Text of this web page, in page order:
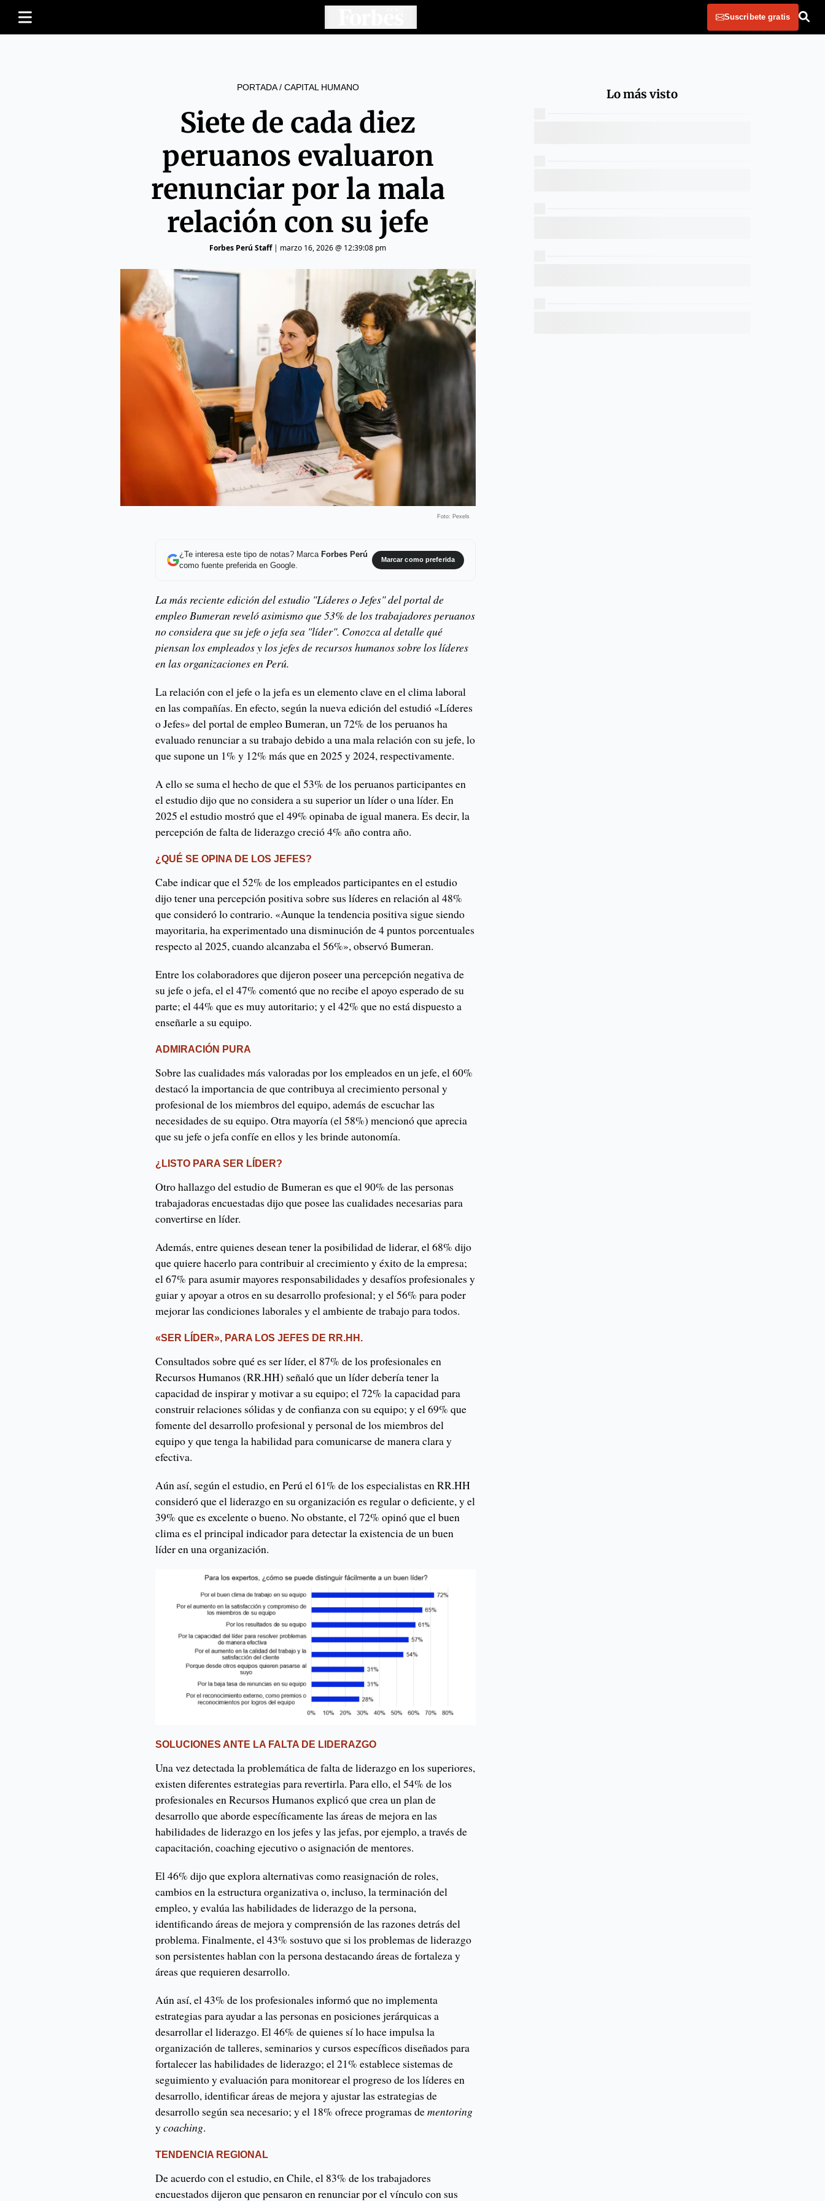
Suscribete gratis
PORTADA/ CAPITAL HUMANO
Siete de cada diez
peruanos evaluaron
renunciar por la mala
relación con su jefe
Forbes Perú Staff| marzo 16, 2026 @ 12:39:08 pm
Foto: Pexels
¿Te interesa este tipo de notas? Marca Forbes Perú
como fuente preferida en Google.
Marcar como preferida
La más reciente edición del estudio "Líderes o Jefes" del portal de
empleo Bumeran reveló asimismo que 53% de los trabajadores peruanos
no considera que su jefe o jefa sea "líder". Conozca al detalle qué
piensan los empleados y los jefes de recursos humanos sobre los líderes
en las organizaciones en Perú.
La relación con el jefe o la jefa es un elemento clave en el clima laboral
en las compañías. En efecto, según la nueva edición del estudió «Líderes
o Jefes» del portal de empleo Bumeran, un 72% de los peruanos ha
evaluado renunciar a su trabajo debido a una mala relación con su jefe, lo
que supone un 1% y 12% más que en 2025 y 2024, respectivamente.
A ello se suma el hecho de que el 53% de los peruanos participantes en
el estudio dijo que no considera a su superior un líder o una líder. En
2025 el estudio mostró que el 49% opinaba de igual manera. Es decir, la
percepción de falta de liderazgo creció 4% año contra año.
¿QUÉ SE OPINA DE LOS JEFES?
Cabe indicar que el 52% de los empleados participantes en el estudio
dijo tener una percepción positiva sobre sus líderes en relación al 48%
que consideró lo contrario. «Aunque la tendencia positiva sigue siendo
mayoritaria, ha experimentado una disminución de 4 puntos porcentuales
respecto al 2025, cuando alcanzaba el 56%», observó Bumeran.
Entre los colaboradores que dijeron poseer una percepción negativa de
su jefe o jefa, el el 47% comentó que no recibe el apoyo esperado de su
parte; el 44% que es muy autoritario; y el 42% que no está dispuesto a
enseñarle a su equipo.
ADMIRACIÓN PURA
Sobre las cualidades más valoradas por los empleados en un jefe, el 60%
destacó la importancia de que contribuya al crecimiento personal y
profesional de los miembros del equipo, además de escuchar las
necesidades de su equipo. Otra mayoría (el 58%) mencionó que aprecia
que su jefe o jefa confíe en ellos y les brinde autonomía.
¿LISTO PARA SER LÍDER?
Otro hallazgo del estudio de Bumeran es que el 90% de las personas
trabajadoras encuestadas dijo que posee las cualidades necesarias para
convertirse en líder.
Además, entre quienes desean tener la posibilidad de liderar, el 68% dijo
que quiere hacerlo para contribuir al crecimiento y éxito de la empresa;
el 67% para asumir mayores responsabilidades y desafíos profesionales y
guiar y apoyar a otros en su desarrollo profesional; y el 56% para poder
mejorar las condiciones laborales y el ambiente de trabajo para todos.
«SER LÍDER», PARA LOS JEFES DE RR.HH.
Consultados sobre qué es ser líder, el 87% de los profesionales en
Recursos Humanos (RR.HH) señaló que un líder debería tener la
capacidad de inspirar y motivar a su equipo; el 72% la capacidad para
construir relaciones sólidas y de confianza con su equipo; y el 69% que
fomente del desarrollo profesional y personal de los miembros del
equipo y que tenga la habilidad para comunicarse de manera clara y
efectiva.
Aún así, según el estudio, en Perú el 61% de los especialistas en RR.HH
consideró que el liderazgo en su organización es regular o deficiente, y el
39% que es excelente o bueno. No obstante, el 72% opinó que el buen
clima es el principal indicador para detectar la existencia de un buen
líder en una organización.
SOLUCIONES ANTE LA FALTA DE LIDERAZGO
Una vez detectada la problemática de falta de liderazgo en los superiores,
existen diferentes estrategias para revertirla. Para ello, el 54% de los
profesionales en Recursos Humanos explicó que crea un plan de
desarrollo que aborde específicamente las áreas de mejora en las
habilidades de liderazgo en los jefes y las jefas, por ejemplo, a través de
capacitación, coaching ejecutivo o asignación de mentores.
El 46% dijo que explora alternativas como reasignación de roles,
cambios en la estructura organizativa o, incluso, la terminación del
empleo, y evalúa las habilidades de liderazgo de la persona,
identificando áreas de mejora y comprensión de las razones detrás del
problema. Finalmente, el 43% sostuvo que si los problemas de liderazgo
son persistentes hablan con la persona destacando áreas de fortaleza y
áreas que requieren desarrollo.
Aún así, el 43% de los profesionales informó que no implementa
estrategias para ayudar a las personas en posiciones jerárquicas a
desarrollar el liderazgo. El 46% de quienes sí lo hace impulsa la
organización de talleres, seminarios y cursos específicos diseñados para
fortalecer las habilidades de liderazgo; el 21% establece sistemas de
seguimiento y evaluación para monitorear el progreso de los líderes en
desarrollo, identificar áreas de mejora y ajustar las estrategias de
desarrollo según sea necesario; y el 18% ofrece programas dementoring
ycoaching.
TENDENCIA REGIONAL
De acuerdo con el estudio, en Chile, el 83% de los trabajadores
encuestados dijeron que pensaron en renunciar por el vínculo con sus
Lo más visto